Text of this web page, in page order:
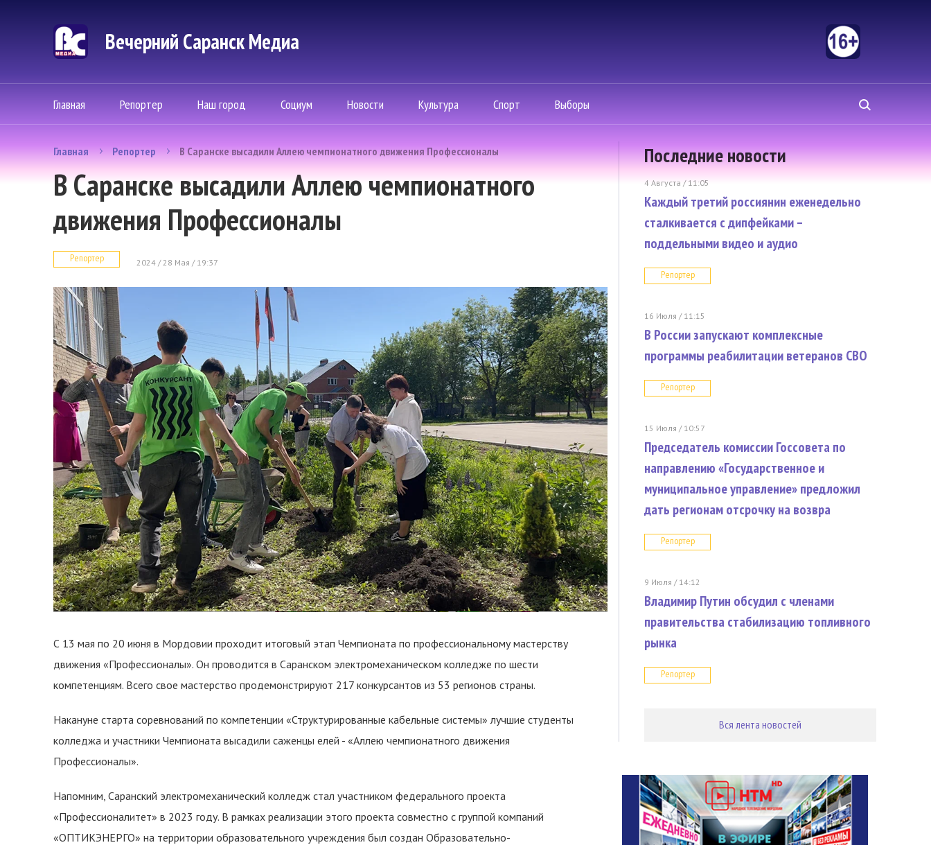
Вечерний Саранск Mедиа
Главная Репортер Наш город Социум Новости Культура Спорт Выборы
Главная Репортер В Саранске высадили Аллею чемпионатного движения Профессионалы
В Саранске высадили Аллею чемпионатного
движения Профессионалы
Репортер 2024 / 28 Мая / 19:37
С 13 мая по 20 июня в Мордовии проходит итоговый этап Чемпионата по профессиональному мастерству
движения «Профессионалы». Он проводится в Саранском электромеханическом колледже по шести
компетенциям. Всего свое мастерство продемонстрируют 217 конкурсантов из 53 регионов страны.
Накануне старта соревнований по компетенции «Структурированные кабельные системы» лучшие студенты
колледжа и участники Чемпионата высадили саженцы елей - «Аллею чемпионатного движения
Профессионалы».
Напомним, Саранский электромеханический колледж стал участником федерального проекта
«Профессионалитет» в 2023 году. В рамках реализации этого проекта совместно с группой компаний
«ОПТИКЭНЕРГО» на территории образовательного учреждения был создан Образовательно-
Последние новости
4 Августа / 11:05
Каждый третий россиянин еженедельно
сталкивается с дипфейками –
поддельными видео и аудио
Репортер
16 Июля / 11:15
В России запускают комплексные
программы реабилитации ветеранов СВО
Репортер
15 Июля / 10:57
Председатель комиссии Госсовета по
направлению «Государственное и
муниципальное управление» предложил
дать регионам отсрочку на возвра
Репортер
9 Июля / 14:12
Владимир Путин обсудил с членами
правительства стабилизацию топливного
рынка
Репортер
Вся лента новостей